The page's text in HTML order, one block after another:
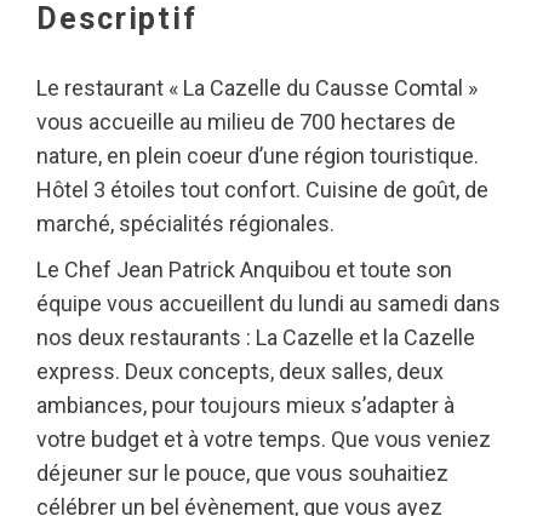
Descriptif
Le restaurant « La Cazelle du Causse Comtal »
vous accueille au milieu de 700 hectares de
nature, en plein coeur d’une région touristique.
Hôtel 3 étoiles tout confort. Cuisine de goût, de
marché, spécialités régionales.
Le Chef Jean Patrick Anquibou et toute son
équipe vous accueillent du lundi au samedi dans
nos deux restaurants : La Cazelle et la Cazelle
express. Deux concepts, deux salles, deux
ambiances, pour toujours mieux s’adapter à
votre budget et à votre temps. Que vous veniez
déjeuner sur le pouce, que vous souhaitiez
célébrer un bel évènement, que vous ayez